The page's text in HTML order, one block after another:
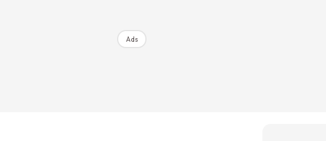
Ads